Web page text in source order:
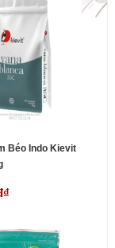
Béo Indo Kievit
₫